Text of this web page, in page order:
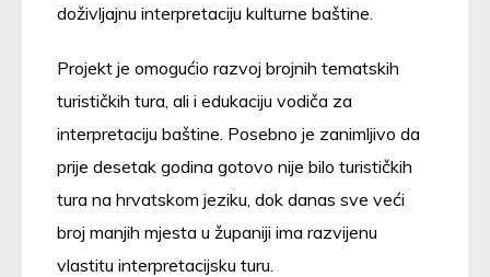
doživljajnu interpretaciju kulturne baštine.
Projekt je omogućio razvoj brojnih tematskih
turističkih tura, ali i edukaciju vodiča za
interpretaciju baštine. Posebno je zanimljivo da
prije desetak godina gotovo nije bilo turističkih
tura na hrvatskom jeziku, dok danas sve veći
broj manjih mjesta u županiji ima razvijenu
vlastitu interpretacijsku turu.